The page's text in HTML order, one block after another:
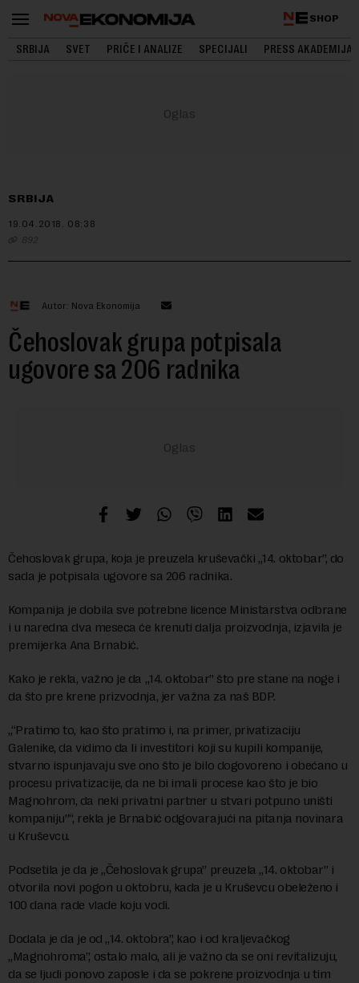
SHOP
SRBIJA SVET PRIČE I ANALIZE SPECIJALI PRESS AKADEMIJA
SRBIJA
19.04.2018. 08:38
B92
Autor: Nova Ekonomija
Čehoslovak grupa potpisala
ugovore sa 206 radnika
Čehoslovak grupa, koja je preuzela kruševački „14. oktobar”, do
sada je potpisala ugovore sa 206 radnika.
Kompanija je dobila sve potrebne licence Ministarstva odbrane
i u naredna dva meseca će krenuti dalja proizvodnja, izjavila je
premijerka Ana Brnabić.
Kako je rekla, važno je da „14. oktobar” što pre stane na noge i
da što pre krene prizvodnja, jer važna za naš BDP.
„“Pratimo to, kao što pratimo i, na primer, privatizaciju
Galenike, da vidimo da li investitori koji su kupili kompanije,
stvarno ispunjavaju sve ono što je bilo dogovoreno i obećano u
procesu privatizacije, da ne bi imali procese kao što je bio
Magnohrom, da neki privatni partner u stvari potpuno uništi
kompaniju”“, rekla je Brnabić odgovarajući na pitanja novinara
u Kruševcu.
Podsetila je da je „Čehoslovak grupa” preuzela „14. oktobar” i
otvorila novi pogon u oktobru, kada je u Kruševcu obeleženo i
100 dana rade vlade koju vodi.
Dodala je da je od „14. oktobra”, kao i od kraljevačkog
„Magnohroma”, ostalo malo, ali je važno da se oni revitalizuju,
da se ljudi ponovo zaposle i da se pokrene proizvodnja u tim